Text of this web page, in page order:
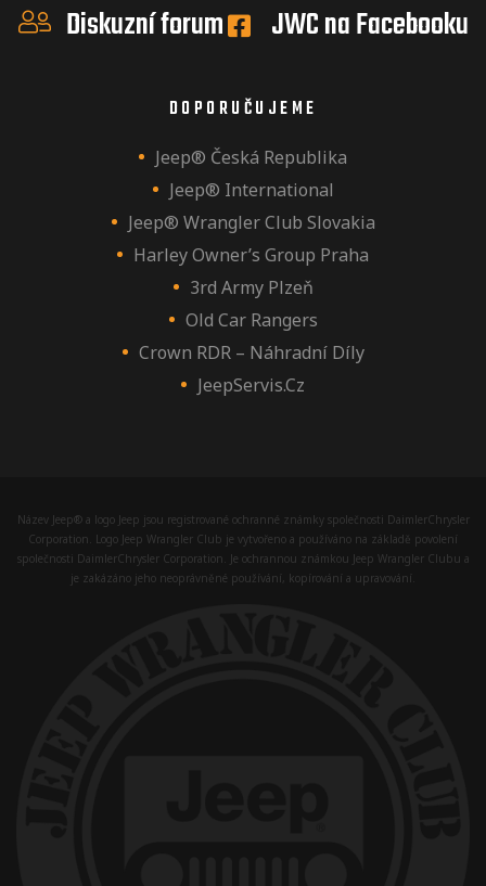
Diskuzní forum
JWC na Facebooku
DOPORUČUJEME
Jeep® Česká Republika
Jeep® International
Jeep® Wrangler Club Slovakia
Harley Owner’s Group Praha
3rd Army Plzeň
Old Car Rangers
Crown RDR – Náhradní Díly
JeepServis.cz
Název Jeep® a logo Jeep jsou registrované ochranné známky společnosti DaimlerChrysler
Corporation. Logo Jeep Wrangler Club je vytvořeno a používáno na základě povolení
společnosti DaimlerChrysler Corporation. Je ochrannou známkou Jeep Wrangler Clubu a
je zakázáno jeho neoprávněné používání, kopírování a upravování.